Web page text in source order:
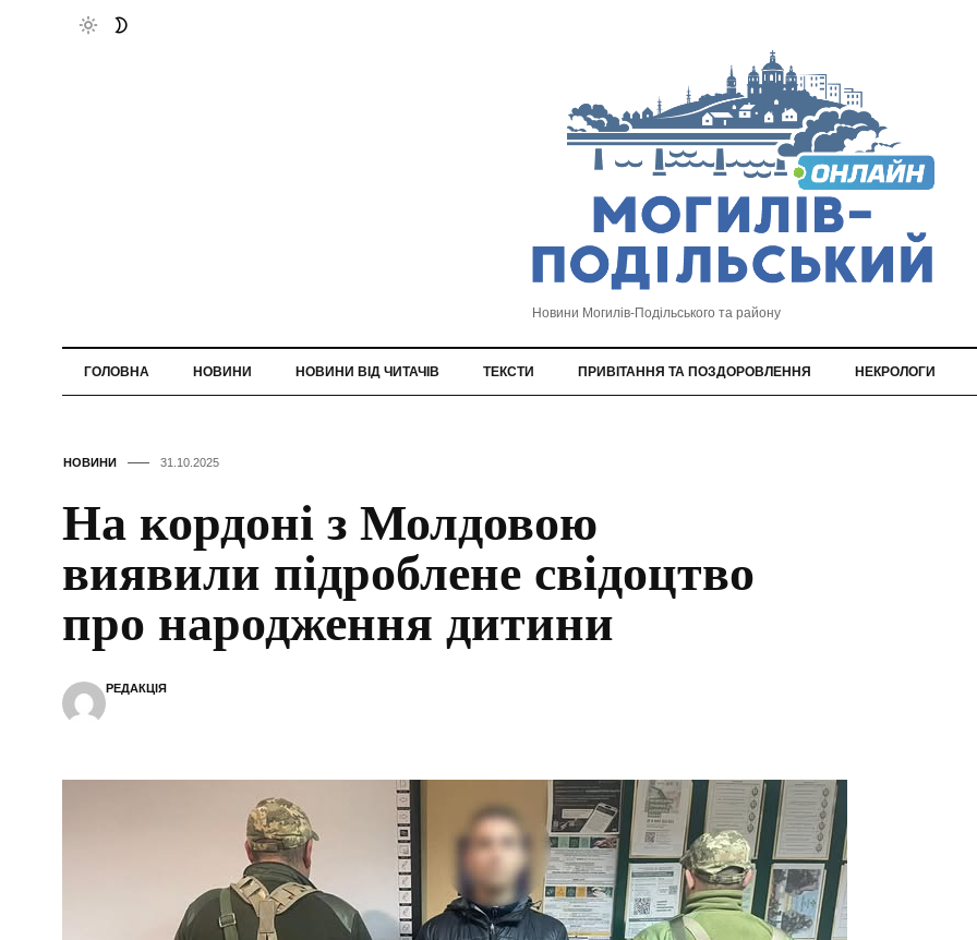
Новини Могилів-Подільського та району
ГОЛОВНА НОВИНИ НОВИНИ ВІД ЧИТАЧІВ ТЕКСТИ ПРИВІТАННЯ ТА ПОЗДОРОВЛЕННЯ НЕКРОЛОГИ
НОВИНИ 31.10.2025
На кордоні з Молдовою
виявили підроблене свідоцтво
про народження дитини
РЕДАКЦІЯ